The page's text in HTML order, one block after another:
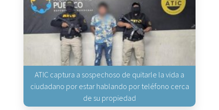
ATIC captura a sospechoso de quitarle la vida a
ciudadano por estar hablando por teléfono cerca
de su propiedad